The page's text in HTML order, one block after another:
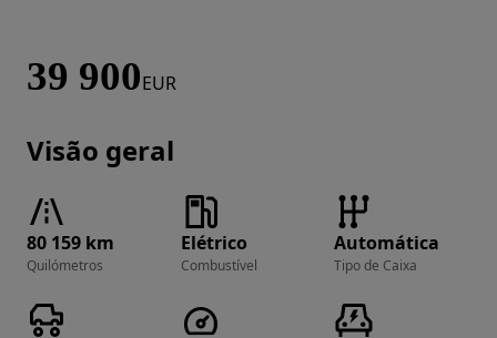
39 900EUR
Visão geral
80 159 km
Quilómetros
Elétrico
Combustível
Automática
Tipo de Caixa